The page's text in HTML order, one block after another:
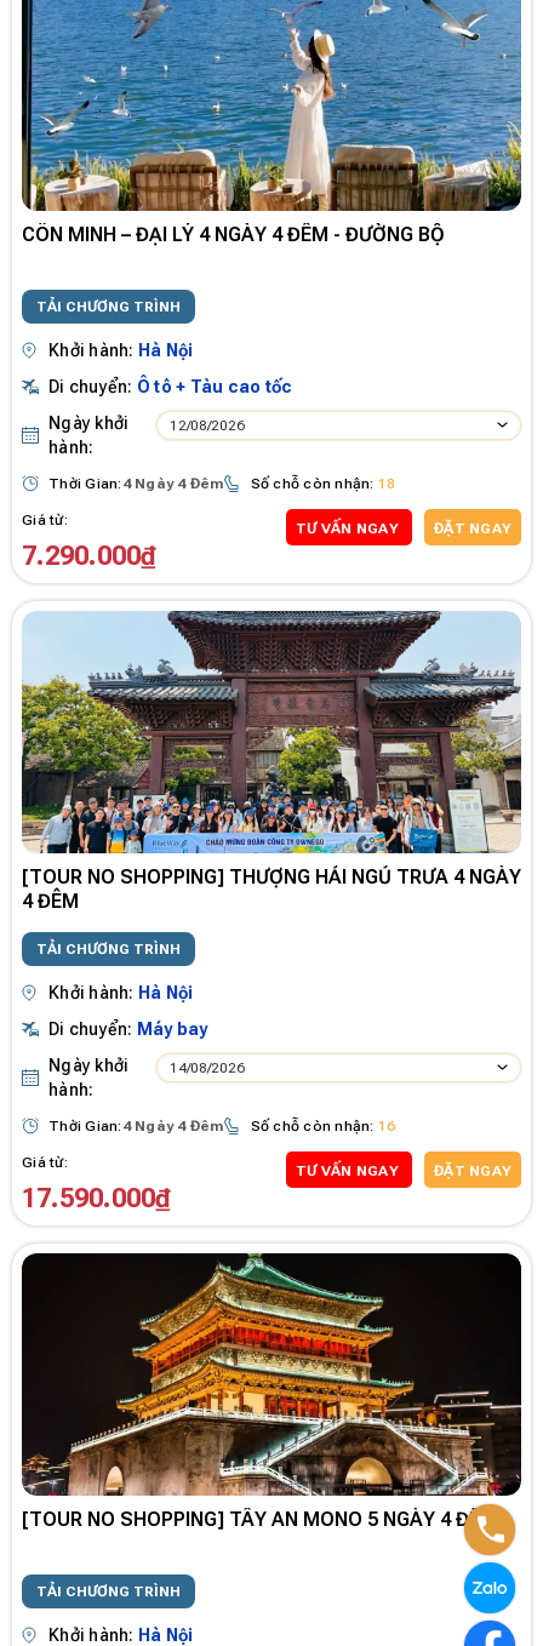
CÔN MINH – ĐẠI LÝ 4 NGÀY 4 ĐÊM - ĐƯỜNG BỘ
TẢI CHƯƠNG TRÌNH
Khởi hành: Hà Nội
Di chuyển: Ô tô + Tàu cao tốc
Ngày khởi
hành:
12/08/2026
Thời Gian: 4 Ngày 4 Đêm Số chỗ còn nhận: 18
Giá từ:
7.290.000₫
TƯ VẤN NGAY ĐẶT NGAY
[TOUR NO SHOPPING] THƯỢNG HẢI NGỦ TRƯA 4 NGÀY
4 ĐÊM
TẢI CHƯƠNG TRÌNH
Khởi hành: Hà Nội
Di chuyển: Máy bay
Ngày khởi
hành:
14/08/2026
Thời Gian: 4 Ngày 4 Đêm Số chỗ còn nhận: 16
Giá từ:
17.590.000₫
TƯ VẤN NGAY ĐẶT NGAY
[TOUR NO SHOPPING] TÂY AN MONO 5 NGÀY 4 ĐÊM
TẢI CHƯƠNG TRÌNH
Khởi hành: Hà Nội